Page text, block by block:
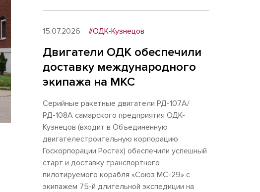
15.07.2026 #ОДК-Кузнецов
Двигатели ОДК обеспечили
доставку международного
экипажа на МКС
Серийные ракетные двигатели РД-107А/
РД-108А самарского предприятия ОДК-
Кузнецов (входит в Объединенную
двигателестроительную корпорацию
Госкорпорации Ростех) обеспечили успешный
старт и доставку транспортного
пилотируемого корабля «Союз МС-29» с
экипажем 75-й длительной экспедиции на